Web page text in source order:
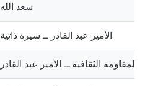
سعد الله
الأمير عبد القادر ــ سيرة ذاتية
المقاومة الثقافية ــ الأمير عبد القادر